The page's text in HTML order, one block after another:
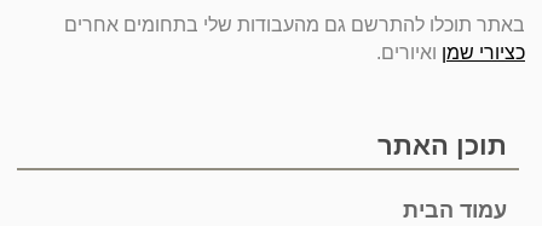
באתר תוכלו להתרשם גם מהעבודות שלי בתחומים אחרים
כציורי שמן ואיורים.
תוכן האתר
עמוד הבית